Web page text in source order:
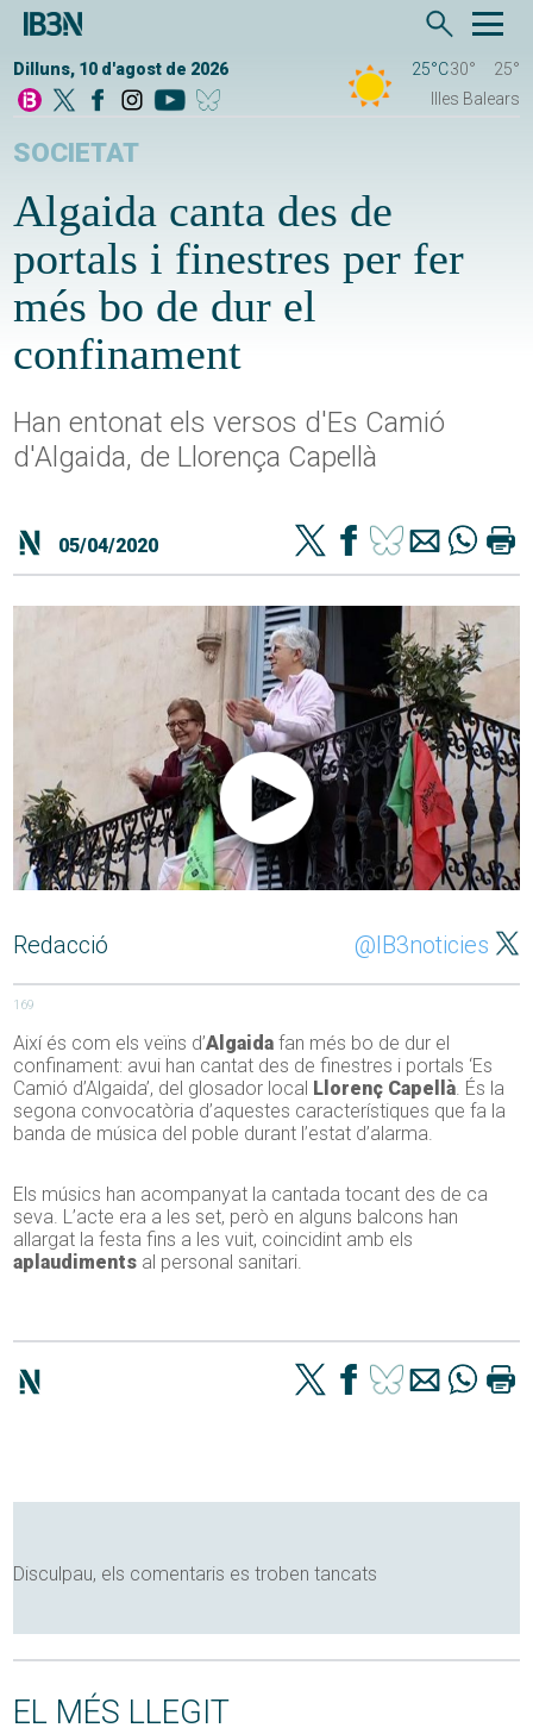
Dilluns, 10 d'agost de 2026 25°C30°
25°
Illes Balears
SOCIETAT
Algaida canta des de
portals i finestres per fer
més bo de dur el
confinament
Han entonat els versos d'Es Camió
d'Algaida, de Llorença Capellà
05/04/2020
Redacció @IB3noticies
169
Així és com els veïns d’Algaida fan més bo de dur el
confinament: avui han cantat des de finestres i portals ‘Es
Camió d’Algaida’, del glosador local Llorenç Capellà. És la
segona convocatòria d’aquestes característiques que fa la
banda de música del poble durant l’estat d’alarma.
Els músics han acompanyat la cantada tocant des de ca
seva. L’acte era a les set, però en alguns balcons han
allargat la festa fins a les vuit, coincidint amb els
aplaudiments al personal sanitari.
Disculpau, els comentaris es troben tancats
EL MÉS LLEGIT